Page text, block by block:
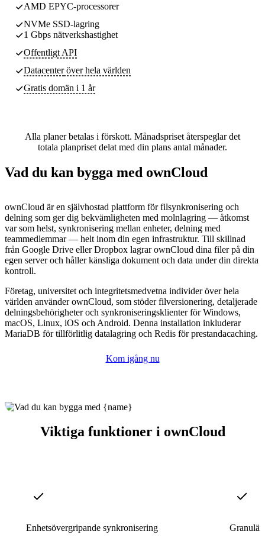
AMD EPYC-processorer
NVMe SSD-lagring
1 Gbps nätverkshastighet
Offentligt API
Datacenteröver hela världen
Gratis domän i 1 år
Alla planer betalas i förskott. Månadspriset återspeglar det
totala planpriset delat med din plans antal månader.
Vad du kan bygga med ownCloud
ownCloud är en självhostad plattform för filsynkronisering och
delning som ger dig bekvämligheten med molnlagring — åtkomst
var som helst, synkronisering mellan enheter, delning med
teammedlemmar — helt inom din egen infrastruktur. Till skillnad
från Google Drive eller Dropbox lagrar ownCloud dina filer på din
egen server och håller känsliga dokument och data under din direkta
kontroll.
Företag, universitet och integritetsmedvetna individer över hela
världen använder ownCloud, som stöder filversionering, detaljerade
delningsbehörigheter och synkroniseringsklienter för Windows,
macOS, Linux, iOS och Android. Denna installation inkluderar
MariaDB för tillförlitlig datalagring och Redis för prestandacaching.
Kom igång nu
Viktiga funktioner i ownCloud
Enhetsövergripande synkronisering